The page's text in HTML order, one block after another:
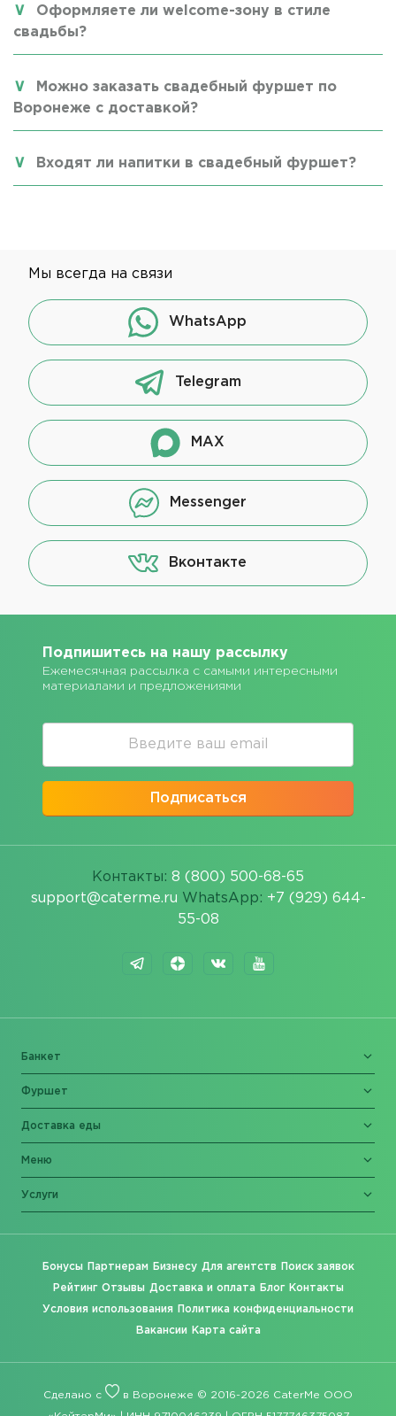
Оформляете ли welcome-зону в стиле
свадьбы?
Можно заказать свадебный фуршет по
Воронеже с доставкой?
Входят ли напитки в свадебный фуршет?
Мы всегда на связи
WhatsApp
Telegram
MAX
Messenger
Вконтакте
Подпишитесь на нашу рассылку
Ежемесячная рассылка с самыми интересными
материалами и предложениями
Подписаться
Контакты: 8 (800) 500-68-65
support@caterme.ru WhatsApp: +7 (929) 644-
55-08
Банкет
Фуршет
Доставка еды
Меню
Услуги
Бонусы Партнерам Бизнесу Для агентств Поиск заявок
Рейтинг Отзывы Доставка и оплата Блог Контакты
Условия использования Политика конфиденциальности
Вакансии Карта сайта
Сделано с в Воронеже © 2016-2026 CaterMe ООО